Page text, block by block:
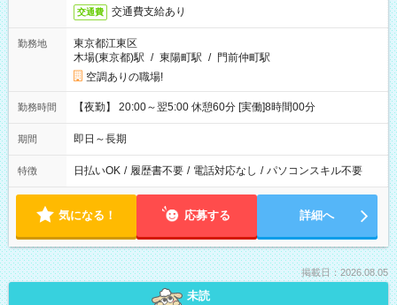
交通費 交通費支給あり
勤務地
東京都江東区
木場(東京都)駅 / 東陽町駅 / 門前仲町駅
空調ありの職場!
勤務時間 【夜勤】 20:00～翌5:00 休憩60分 [実働]8時間00分
期間 即日～長期
特徴 日払いOK / 履歴書不要 / 電話対応なし / パソコンスキル不要
気になる！ 応募する 詳細へ
掲載日：2026.08.05
未読